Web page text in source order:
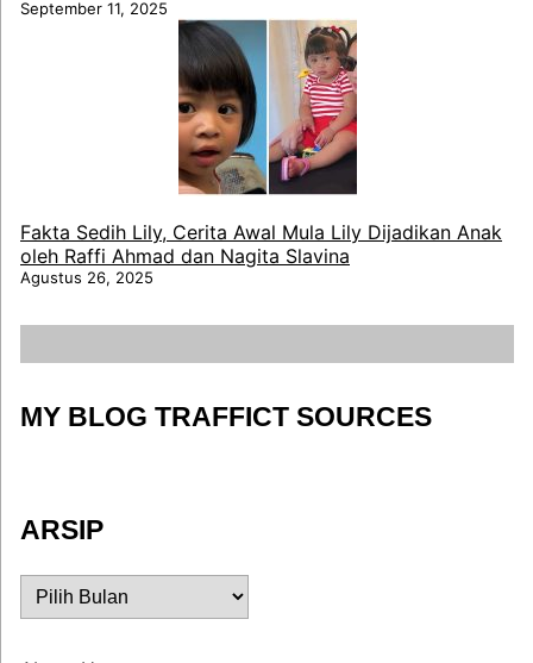
September 11, 2025
Fakta Sedih Lily, Cerita Awal Mula Lily Dijadikan Anak
oleh Raffi Ahmad dan Nagita Slavina
Agustus 26, 2025
MY BLOG TRAFFICT SOURCES
ARSIP
ARSIP